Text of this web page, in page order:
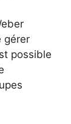
gérer
possible